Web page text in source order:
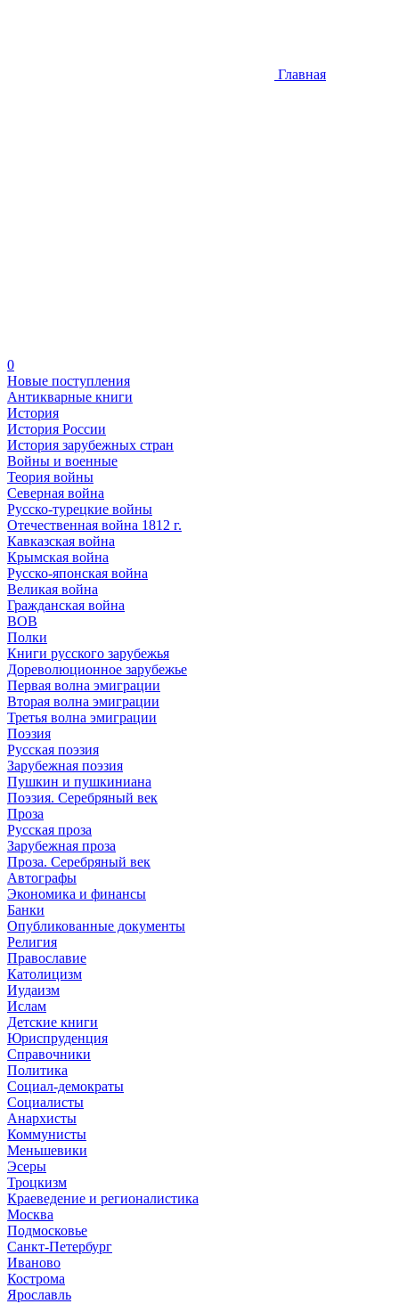
Главная
0
Новые поступления
Антикварные книги
История
История России
История зарубежных стран
Войны и военные
Теория войны
Северная война
Русско-турецкие войны
Отечественная война 1812 г.
Кавказская война
Крымская война
Русско-японская война
Великая война
Гражданская война
ВОВ
Полки
Книги русского зарубежья
Дореволюционное зарубежье
Первая волна эмиграции
Вторая волна эмиграции
Третья волна эмиграции
Поэзия
Русская поэзия
Зарубежная поэзия
Пушкин и пушкиниана
Поэзия. Серебряный век
Проза
Русская проза
Зарубежная проза
Проза. Серебряный век
Автографы
Экономика и финансы
Банки
Опубликованные документы
Религия
Православие
Католицизм
Иудаизм
Ислам
Детские книги
Юриспруденция
Справочники
Политика
Социал-демократы
Социалисты
Анархисты
Коммунисты
Меньшевики
Эсеры
Троцкизм
Краеведение и регионалистика
Москва
Подмосковье
Санкт-Петербург
Иваново
Кострома
Ярославль